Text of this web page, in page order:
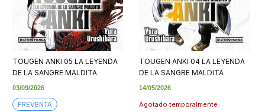
TOUGEN ANKI 05 LA LEYENDA
DE LA SANGRE MALDITA
03/09/2026
PREVENTA
TOUGEN ANKI 04 LA LEYENDA
DE LA SANGRE MALDITA
14/05/2026
Agotado temporalmente